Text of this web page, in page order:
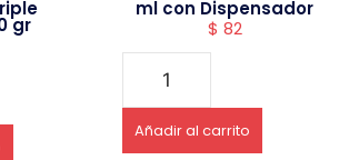
gr
ml con Dispensador
$ 82
Añadir al carrito